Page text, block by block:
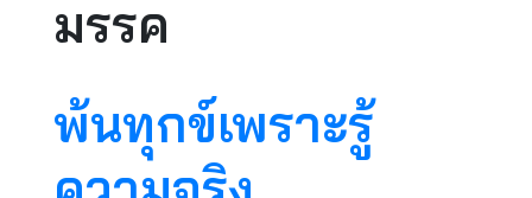
มรรค
พ้นทุกข์เพราะรู้